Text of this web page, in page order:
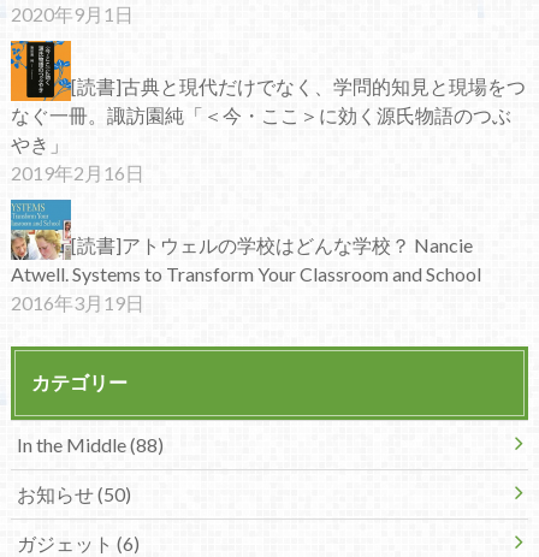
2020年9月1日
[読書]古典と現代だけでなく、学問的知見と現場をつ
なぐ一冊。諏訪園純「＜今・ここ＞に効く源氏物語のつぶ
やき」
2019年2月16日
[読書]アトウェルの学校はどんな学校？ Nancie
Atwell. Systems to Transform Your Classroom and School
2016年3月19日
カテゴリー
In the Middle (88)
お知らせ (50)
ガジェット (6)